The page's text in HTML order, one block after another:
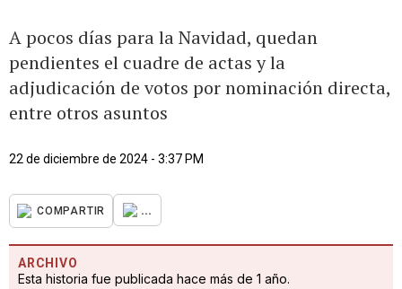
A pocos días para la Navidad, quedan
pendientes el cuadre de actas y la
adjudicación de votos por nominación directa,
entre otros asuntos
22 de diciembre de 2024 - 3:37 PM
COMPARTIR ...
ARCHIVO
Esta historia fue publicada hace más de 1 año.